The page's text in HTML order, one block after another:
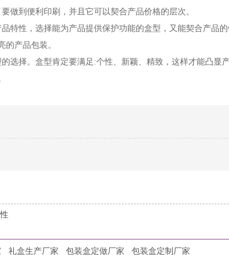
做到便利印刷，并且它可以契合产品价格的层次。
特性，选择能为产品提供保护功能的盒型，又能契合产品
的产品包装。
选择。盒型肯定要满足:个性、新颖、精致，这样才能凸显
礼盒生产厂家 包装盒定做厂家 包装盒定制厂家